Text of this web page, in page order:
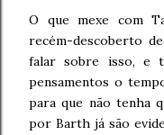
O que mexe com
recém-descoberto de
falar sobre isso, e
pensamentos o
para que não tenha
por Barth já são